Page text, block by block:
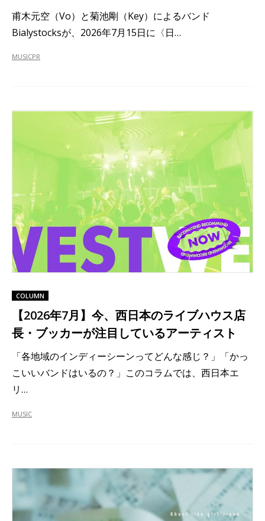
甫木元空（Vo）と菊池剛（Key）によるバンド
Bialystocksが、2026年7月15日に〈日…
MUSICPR
COLUMN
【2026年7月】今、西日本のライブハウス店
長・ブッカーが注目しているアーティスト
「各地域のインディーシーンってどんな感じ？」「かっ
こいいバンドはいるの？」このコラムでは、西日本エ
リ…
MUSIC